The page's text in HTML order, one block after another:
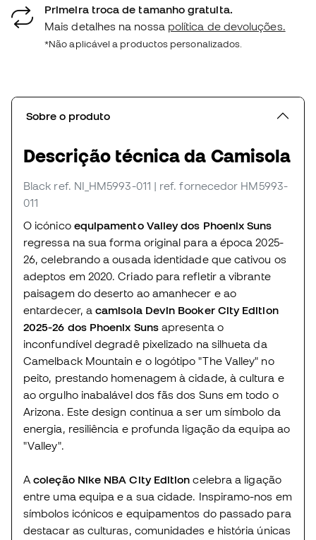
Primeira troca de tamanho gratuita.
Mais detalhes na nossa política de devoluções.
*Não aplicável a productos personalizados.
Sobre o produto
Descrição técnica da Camisola
Black ref. NI_HM5993-011 | ref. fornecedor HM5993-
011
O icónico equipamento Valley dos Phoenix Suns
regressa na sua forma original para a época 2025-
26, celebrando a ousada identidade que cativou os
adeptos em 2020. Criado para refletir a vibrante
paisagem do deserto ao amanhecer e ao
entardecer, acamisola Devin Booker City Edition
2025-26 dos Phoenix Sunsapresenta o
inconfundível degradê pixelizado na silhueta da
Camelback Mountain e o logótipo "The Valley" no
peito, prestando homenagem à cidade, à cultura e
ao orgulho inabalável dos fãs dos Suns em todo o
Arizona. Este design continua a ser um símbolo da
energia, resiliência e profunda ligação da equipa ao
"Valley".
Acoleção Nike NBA City Edition celebra a ligação
entre uma equipa e a sua cidade. Inspiramo-nos em
símbolos icónicos e equipamentos do passado para
destacar as culturas, comunidades e história únicas